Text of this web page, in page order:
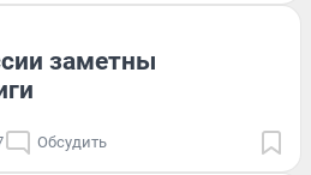
заметны
Обсудить